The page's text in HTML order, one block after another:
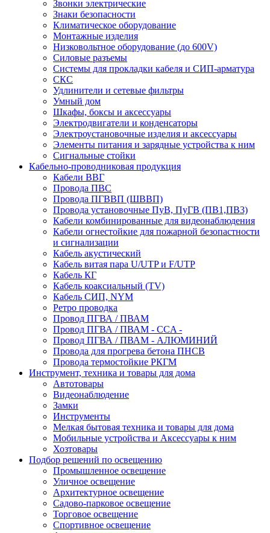
Звонки электрические
Знаки безопасности
Климатическое оборудование
Монтажные изделия
Низковольтное оборудование (до 600V)
Силовые разъемы
Системы для прокладки кабеля и СИП-арматура
СКС
Удлинители и сетевые фильтры
Умный дом
Шкафы, боксы и аксессуары
Электродвигатели и конденсаторы
Электроустановочные изделия и аксессуары
Элементы питания и зарядные устройства к ним
Сигнальные стойки
Кабельно-проводниковая продукция
Кабели ВВГ
Провода ПВС
Провода ПГВВП (ШВВП)
Провода установочные ПуВ, ПуГВ (ПВ1,ПВ3)
Кабели комбинированные для видеонаблюдения
Кабели огнестойкие для пожарной безопастности
и сигнализации
Кабель акустический
Кабель витая пара U/UTP и F/UTP
Кабель КГ
Кабель коаксиальный (TV)
Кабель СИП, NYM
Ретро проводка
Провод ПГВА / ПВАМ
Провод ПГВА / ПВАМ - CCA -
Провод ПГВА / ПВАМ - АЛЮМИНИЙ
Провода для прогрева бетона ПНСВ
Провода термостойкие РКГМ
Инструмент, техника и товары для дома
Автотовары
Видеонаблюдение
Замки
Инструменты
Мелкая бытовая техника и товары для дома
Мобильные устройства и Аксессуары к ним
Хозтовары
Подбор решений по освещению
Промышленное освещение
Уличное освещение
Архитектурное освещение
Садово-парковое освещение
Торговое освещение
Спортивное освещение